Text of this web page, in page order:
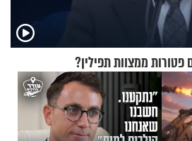
ממצוות תפילין?